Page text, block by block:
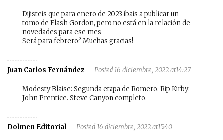
Dijisteis que para enero de 2023 ibais a publicar un
tomo de Flash Gordon, pero no está en la relación de
novedades para ese mes
Será para febrero? Muchas gracias!
Juan Carlos Fernández Posted 16 diciembre, 2022 at14:27
Modesty Blaise: Segunda etapa de Romero. Rip Kirby:
John Prentice. Steve Canyon completo.
Dolmen Editorial Posted 16 diciembre, 2022 at15:40